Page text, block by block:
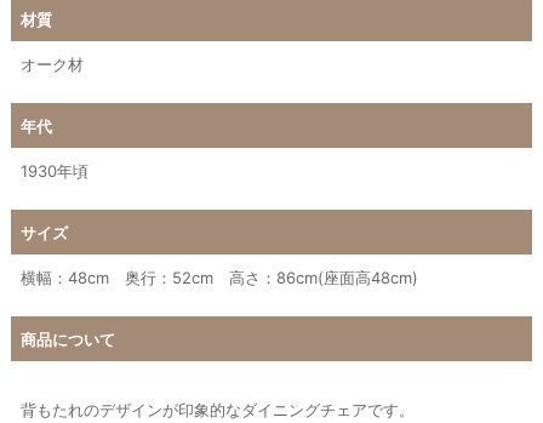
材質
オーク材
年代
1930年頃
サイズ
横幅：48cm 奥行：52cm 高さ：86cm(座面高48cm)
商品について
背もたれのデザインが印象的なダイニングチェアです。